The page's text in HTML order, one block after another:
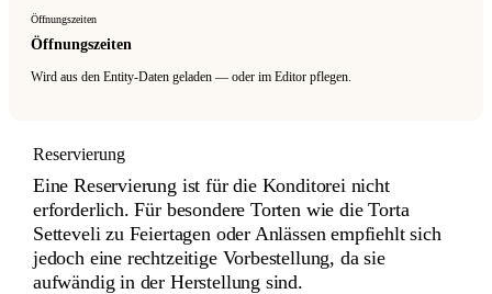
Öffnungszeiten
Öffnungszeiten
Wird aus den Entity-Daten geladen — oder im Editor pflegen.
Reservierung
Eine Reservierung ist für die Konditorei nicht
erforderlich. Für besondere Torten wie die Torta
Setteveli zu Feiertagen oder Anlässen empfiehlt sich
jedoch eine rechtzeitige Vorbestellung, da sie
aufwändig in der Herstellung sind.